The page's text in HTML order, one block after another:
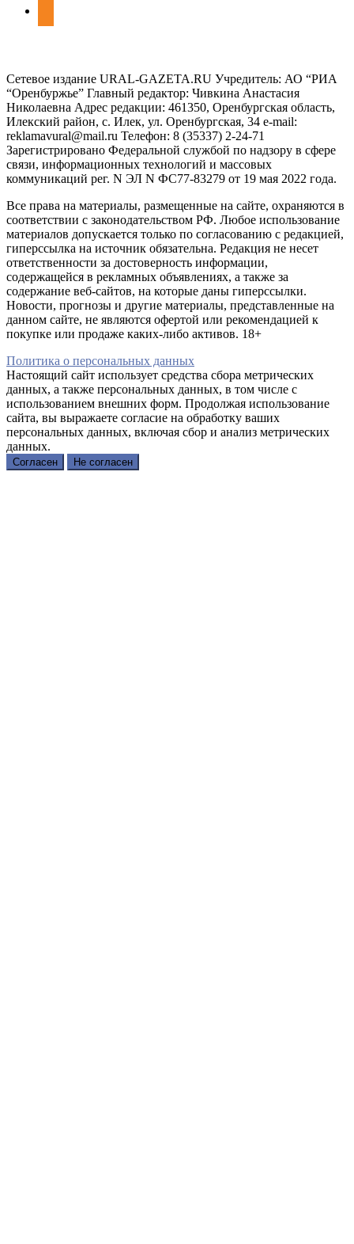
Сетевое издание URAL-GAZETA.RU Учредитель: АО “РИА
“Оренбуржье” Главный редактор: Чивкина Анастасия
Николаевна Адрес редакции: 461350, Оренбургская область,
Илекский район, с. Илек, ул. Оренбургская, 34 e-mail:
reklamavural@mail.ru Телефон: 8 (35337) 2-24-71
Зарегистрировано Федеральной службой по надзору в сфере
связи, информационных технологий и массовых
коммуникаций рег. N ЭЛ N ФС77-83279 от 19 мая 2022 года.
Все права на материалы, размещенные на сайте, охраняются в
соответствии с законодательством РФ. Любое использование
материалов допускается только по согласованию с редакцией,
гиперссылка на источник обязательна. Редакция не несет
ответственности за достоверность информации,
содержащейся в рекламных объявлениях, а также за
содержание веб-сайтов, на которые даны гиперссылки.
Новости, прогнозы и другие материалы, представленные на
данном сайте, не являются офертой или рекомендацией к
покупке или продаже каких-либо активов. 18+
Политика о персональных данных
Настоящий сайт использует средства сбора метрических
данных, а также персональных данных, в том числе с
использованием внешних форм. Продолжая использование
сайта, вы выражаете согласие на обработку ваших
персональных данных, включая сбор и анализ метрических
данных.
Согласен Не согласен